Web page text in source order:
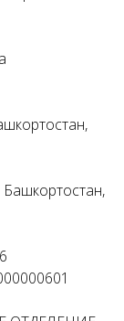
Башкортостан,